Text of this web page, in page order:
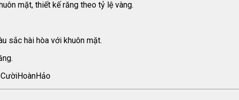
mặt, thiết kế răng theo tỷ lệ vàng.
sắc hài hòa với khuôn mặt.